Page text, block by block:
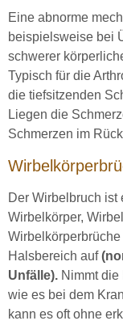
Eine abnorme
beispielsweise bei
schwerer
Typisch für die
die tiefsitzenden
Liegen die
Schmerzen im
Der Wirbelbruch ist
Wirbelkörper,
Halsbereich auf
Unfälle). Nimmt
wie es bei dem
kann es oft ohne